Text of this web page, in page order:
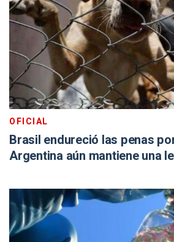
OFICIAL
Brasil endureció las penas
Argentina aún mantiene una